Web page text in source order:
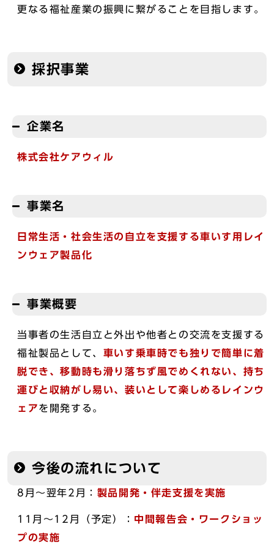
更なる福祉産業の振興に繋がることを目指します。
採択事業
企業名
株式会社ケアウィル
事業名
日常生活・社会生活の自立を支援する車いす用レイ
ンウェア製品化
事業概要
当事者の生活自立と外出や他者との交流を支援する
福祉製品として、 車いす乗車時でも独りで簡単に着
脱でき、移動時も滑り落ちず風でめくれない、持ち
運びと収納がし易い、装いとして楽しめるレインウ
ェアを開発する。
今後の流れについて
8月～翌年2月： 製品開発・伴走支援を実施
11月～12月（予定）： 中間報告会・ワークショッ
プの実施